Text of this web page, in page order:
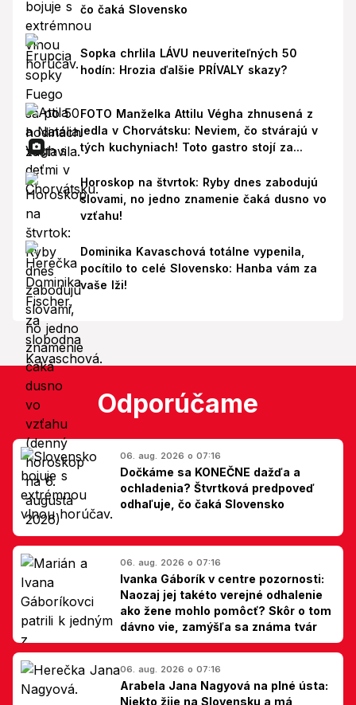
čo čaká Slovensko
Sopka chrlila LÁVU neuveriteľných 50
hodín: Hrozia ďalšie PRÍVALY skazy?
FOTO Manželka Attilu Végha zhnusená z
jedla v Chorvátsku: Neviem, čo stvárajú v
tých kuchyniach! Toto gastro stojí za...
Horoskop na štvrtok: Ryby dnes zabodujú
slovami, no jedno znamenie čaká dusno vo
vzťahu!
Dominika Kavaschová totálne vypenila,
pocítilo to celé Slovensko: Hanba vám za
vaše lži!
Odporúčame
06. aug. 2026 o 07:16
Dočkáme sa KONEČNE dažďa a
ochladenia? Štvrtková predpoveď
odhaľuje, čo čaká Slovensko
06. aug. 2026 o 07:16
Ivanka Gáborík v centre pozornosti:
Naozaj jej takéto verejné odhalenie
ako žene mohlo pomôcť? Skôr o tom
dávno vie, zamýšľa sa známa tvár
06. aug. 2026 o 07:16
Arabela Jana Nagyová na plné ústa:
Niekto žije na Slovensku a má